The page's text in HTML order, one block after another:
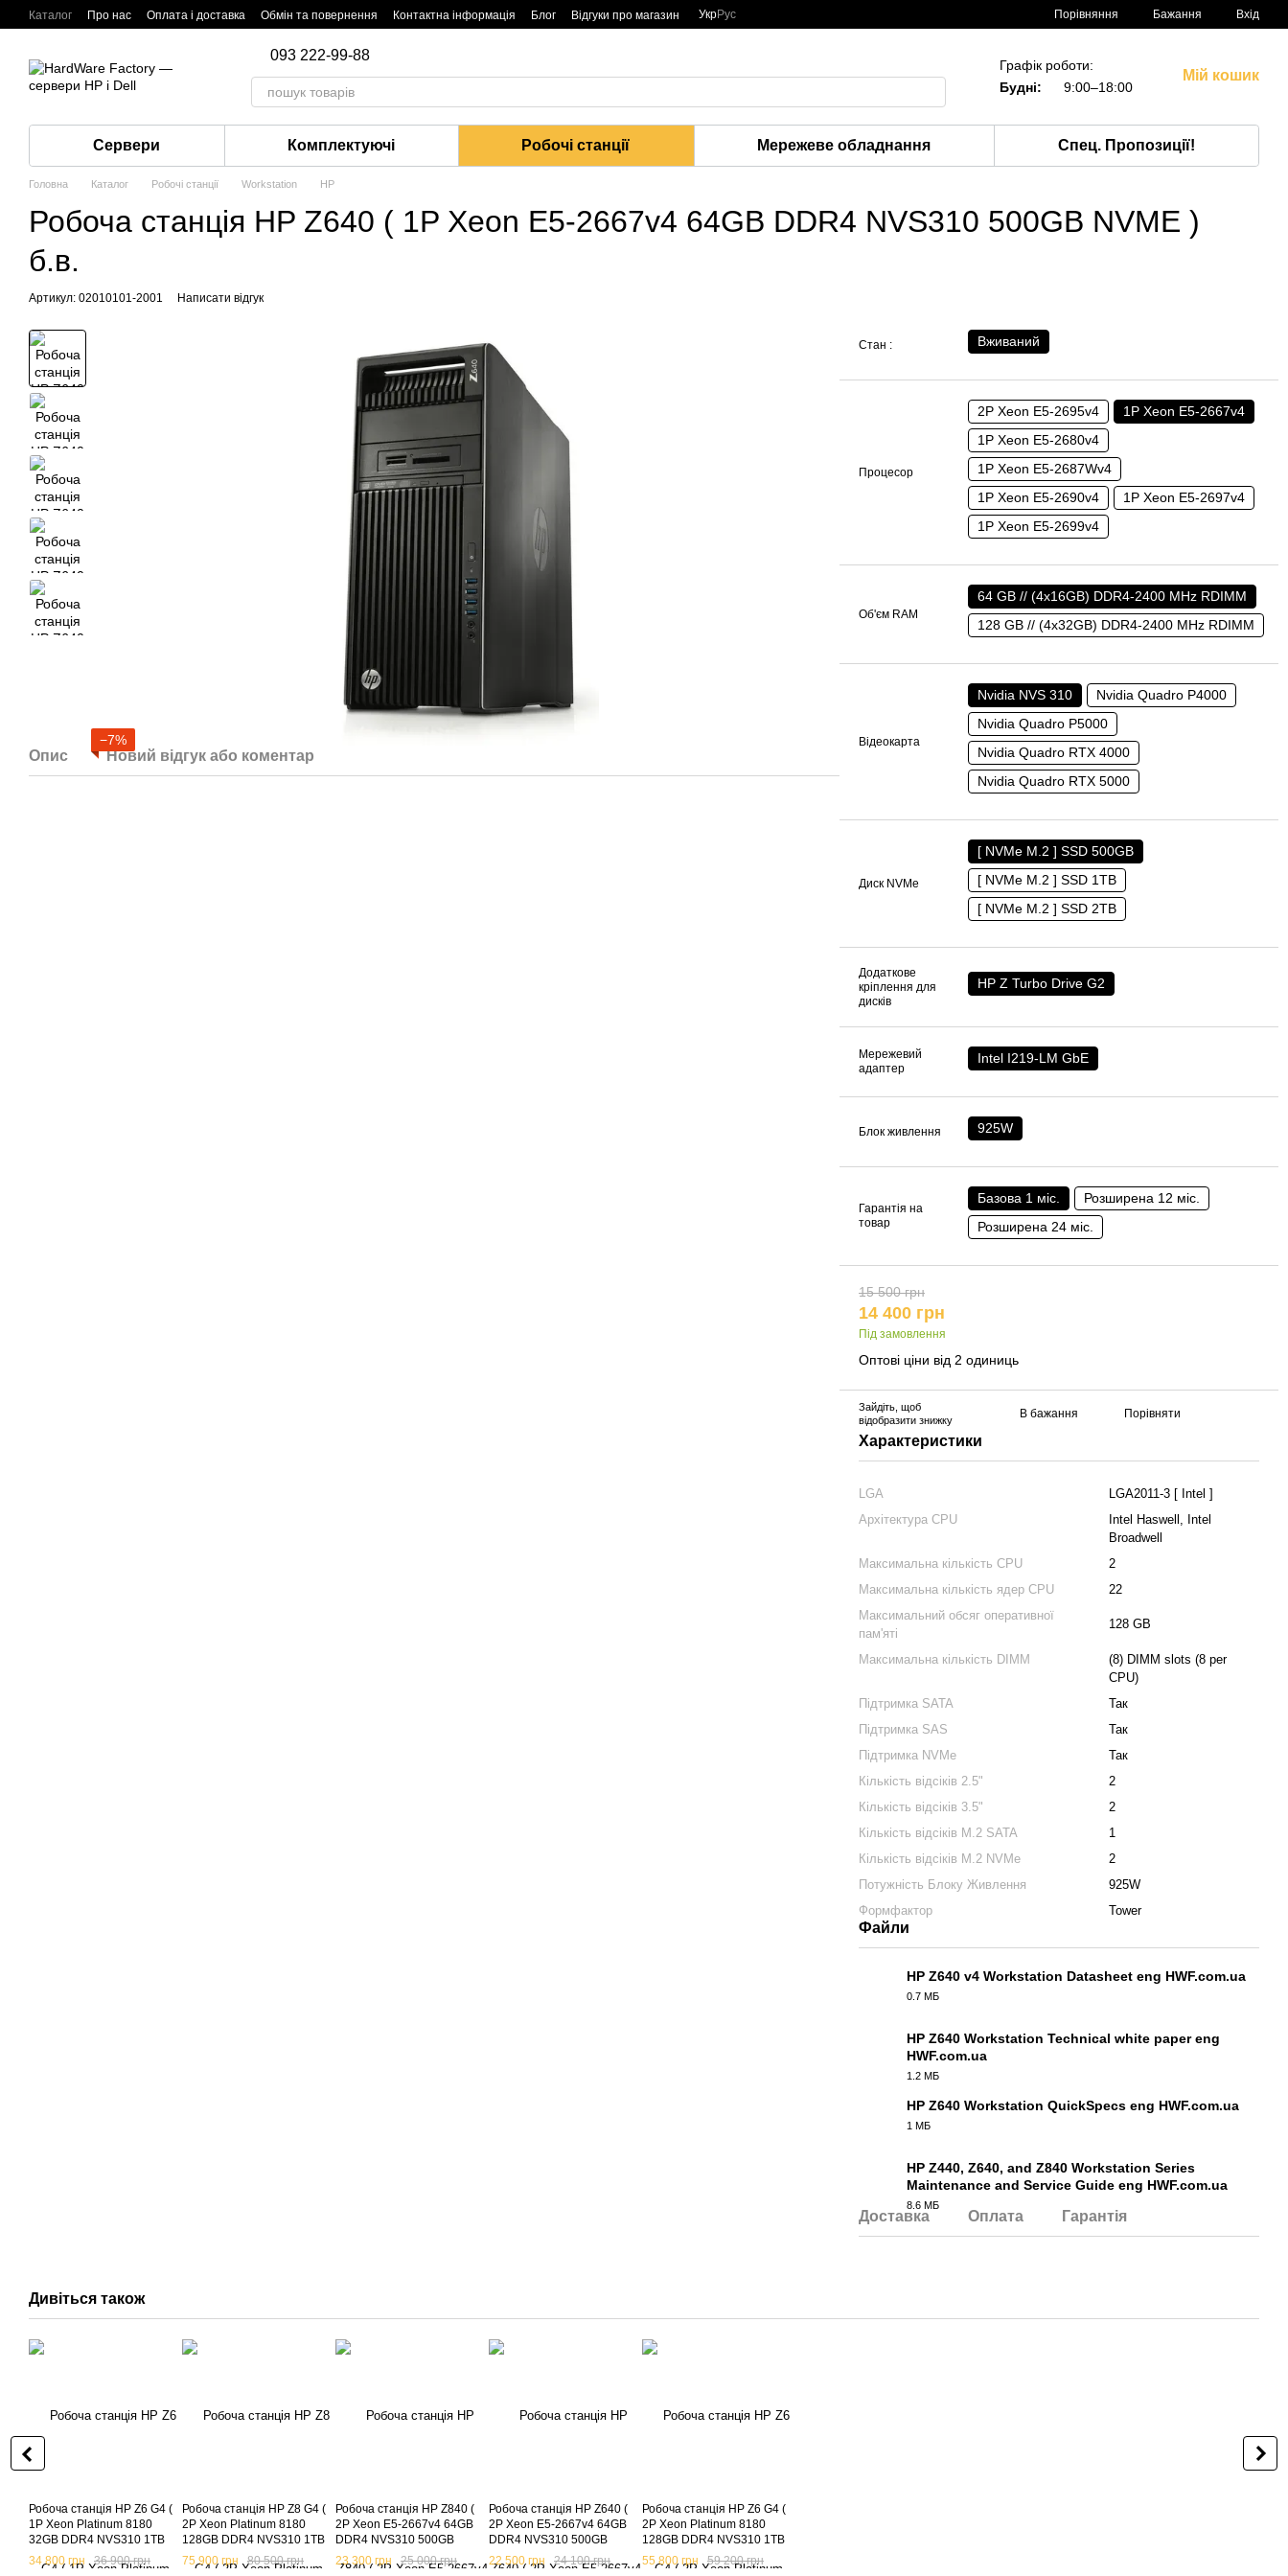
Перейти до основного контенту
Каталог Про нас Оплата і доставка Обмін та повернення Контактна інформація Блог Відгуки про магазин УкрРус Порівняння Бажання Вхід
093 222-99-88
Графік роботи:
Будні:
9:00–18:00
Мій кошик
Сервери Комплектуючі Робочі станції Мережеве обладнання Спец. Пропозиції!
Головна Каталог Робочі станції Workstation HP
Робоча станція HP Z640 ( 1P Xeon E5-2667v4 64GB DDR4 NVS310 500GB NVME )
б.в.
Артикул: 02010101-2001 Написати відгук
−7%
Опис Новий відгук або коментар
Стан : Вживаний
Процесор
2P Xeon E5-2695v4
1P Xeon E5-2667v4
1P Xeon E5-2680v4
1P Xeon E5-2687Wv4
1P Xeon E5-2690v4
1P Xeon E5-2697v4
1P Xeon E5-2699v4
Об'єм RAM
64 GB // (4x16GB) DDR4-2400 MHz RDIMM
128 GB // (4x32GB) DDR4-2400 MHz RDIMM
Відеокарта
Nvidia NVS 310
Nvidia Quadro P4000
Nvidia Quadro P5000
Nvidia Quadro RTX 4000
Nvidia Quadro RTX 5000
Диск NVMe
[ NVMe M.2 ] SSD 500GB
[ NVMe M.2 ] SSD 1TB
[ NVMe M.2 ] SSD 2TB
Додаткове
кріплення для
дисків
HP Z Turbo Drive G2
Мережевий
адаптер
Intel I219-LM GbE
Блок живлення 925W
Гарантія на
товар
Базова 1 міс.
Розширена 12 міс.
Розширена 24 міс.
15 500 грн
14 400 грн
Під замовлення
Оптові ціни від 2 одиниць
Зайдіть , щоб
відобразити знижку
В бажання Порівняти
Характеристики
LGA
LGA2011-3 [ Intel ]
Архітектура CPU
Intel Haswell, Intel
Broadwell
Максимальна кількість CPU
2
Максимальна кількість ядер CPU
22
Максимальний обсяг оперативної
пам'яті
128 GB
Максимальна кількість DIMM
(8) DIMM slots (8 per
CPU)
Підтримка SATA
Так
Підтримка SAS
Так
Підтримка NVMe
Так
Кількість відсіків 2.5"
2
Кількість відсіків 3.5"
2
Кількість відсіків M.2 SATA
1
Кількість відсіків M.2 NVMe
2
Потужність Блоку Живлення
925W
Формфактор
Tower
Файли
HP Z640 v4 Workstation Datasheet eng HWF.com.ua
0.7 МБ
HP Z640 Workstation Technical white paper eng
HWF.com.ua
1.2 МБ
HP Z640 Workstation QuickSpecs eng HWF.com.ua
1 МБ
HP Z440, Z640, and Z840 Workstation Series
Maintenance and Service Guide eng HWF.com.ua
8.6 МБ
Доставка Оплата Гарантія
Дивіться також
Робоча станція HP Z6 G4 (
1P Xeon Platinum 8180
32GB DDR4 NVS310 1TB
NVME ) б.в.
34 800 грн 36 900 грн
Робоча станція HP Z8 G4 (
2P Xeon Platinum 8180
128GB DDR4 NVS310 1TB
NVME ) б.в.
75 900 грн 80 500 грн
Робоча станція HP Z840 (
2P Xeon E5-2667v4 64GB
DDR4 NVS310 500GB
NVME ) б.в.
23 300 грн 25 000 грн
Робоча станція HP Z640 (
2P Xeon E5-2667v4 64GB
DDR4 NVS310 500GB
NVME ) б.в.
22 500 грн 24 100 грн
Робоча станція HP Z6 G4 (
2P Xeon Platinum 8180
128GB DDR4 NVS310 1TB
NVME ) б.в.
55 800 грн 59 200 грн